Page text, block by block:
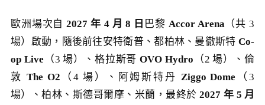
歐洲場次自2027 年 4 月 8 日 巴黎 Accor Arena（共 3
場）啟動，隨後前往安特衛普、都柏林、曼徹斯特 Co-
op Live （3 場）、格拉斯哥OVO Hydro （2 場）、倫
敦 The O2 （4 場）、阿姆斯特丹 Ziggo Dome （3
場）、柏林、斯德哥爾摩、米蘭，最終於2027 年 5 月